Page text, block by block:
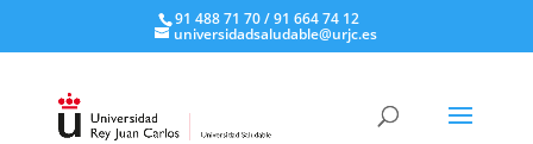
91 488 71 70 / 91 664 74 12
universidadsaludable@urjc.es